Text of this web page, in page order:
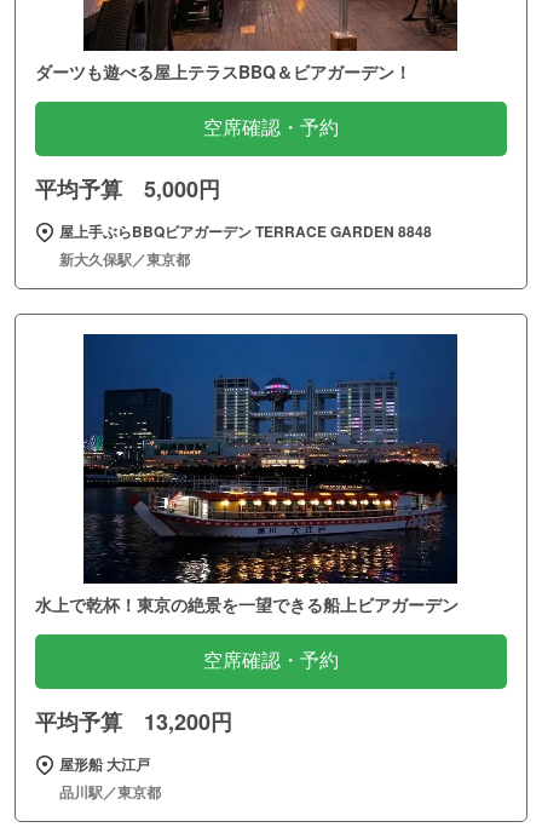
ダーツも遊べる屋上テラスBBQ＆ビアガーデン！
空席確認・予約
平均予算 5,000円
屋上手ぶらBBQビアガーデン TERRACE GARDEN 8848
新大久保駅／東京都
水上で乾杯！東京の絶景を一望できる船上ビアガーデン
空席確認・予約
平均予算 13,200円
屋形船 大江戸
品川駅／東京都